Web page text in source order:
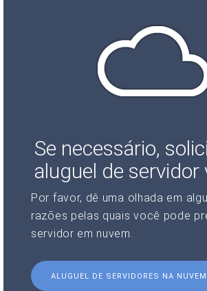
Se necessário,
aluguel de servidor
Por favor, dê uma olhada em
razões pelas quais você pode
servidor em nuvem.
ALUGUEL DE SERVIDORES NA NUVEM